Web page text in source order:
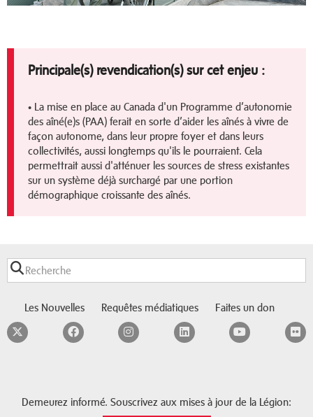
Principale(s) revendication(s) sur cet enjeu :
• La mise en place au Canada d'un Programme d’autonomie
des aîné(e)s (PAA) ferait en sorte d’aider les aînés à vivre de
façon autonome, dans leur propre foyer et dans leurs
collectivités, aussi longtemps qu'ils le pourraient. Cela
permettrait aussi d'atténuer les sources de stress existantes
sur un système déjà surchargé par une portion
démographique croissante des aînés.
Les Nouvelles Requêtes médiatiques Faites un don
TwitterFacebookInstagramLinkedInYouTube
Demeurez informé. Souscrivez aux mises à jour de la Légion: